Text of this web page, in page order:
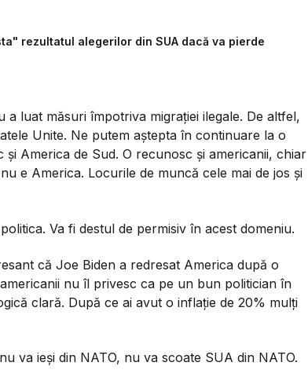
rezultatul alegerilor din SUA dacă va pierde
luat măsuri împotriva migrației ilegale. De altfel,
Unite. Ne putem aștepta în continuare la o
America de Sud. O recunosc și americanii, chiar
e America. Locurile de muncă cele mai de jos și
Va fi destul de permisiv în acest domeniu.
că Joe Biden a redresat America după o
nu îl privesc ca pe un bun politician în
clară. După ce ai avut o inflație de 20% mulți
va ieși din NATO, nu va scoate SUA din NATO.